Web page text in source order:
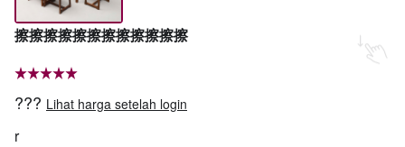
擦擦擦擦擦擦擦擦擦擦擦擦
??? Lihat harga setelah login
r